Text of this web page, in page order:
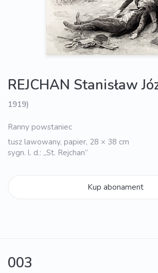
REJCHAN Stanisław
1919)
Ranny powstaniec
tusz lawowany, papier, 28 × 38 cm
sygn. l. d.: „St. Rejchan”
Kup abonament
003